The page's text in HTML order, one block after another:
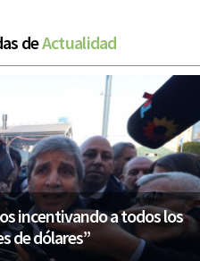
deActualidad
incentivando a todos los
de dólares”